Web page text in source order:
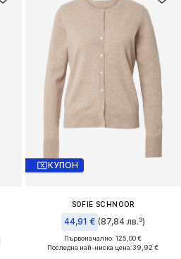
КУПОН
SOFIE SCHNOOR
44,91 € (87,84 лв.³)
Първоначално: 125,00 €
Последна най-ниска цена:39,92 €